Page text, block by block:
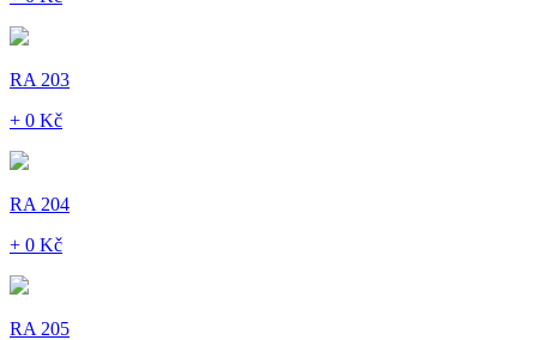
RA 203
+ 0 Kč
RA 204
+ 0 Kč
RA 205